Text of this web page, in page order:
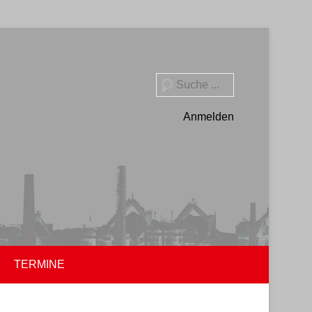
Suche
Anmelden
TERMINE